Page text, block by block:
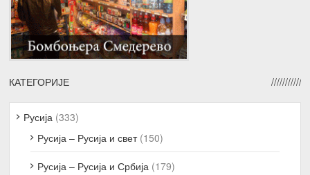
КАТЕГОРИЈЕ
Русија (333)
Русија – Русија и свет(150)
Русија – Русија и Србија (179)